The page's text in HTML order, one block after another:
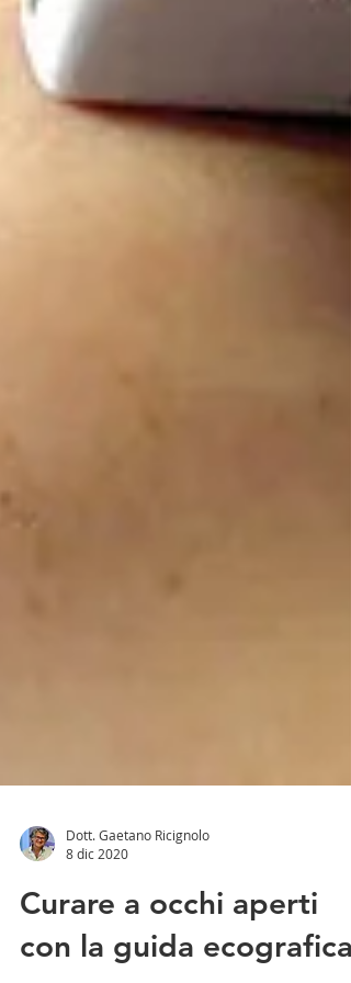
Dott. Gaetano Ricignolo
8 dic 2020
Curare a occhi aperti